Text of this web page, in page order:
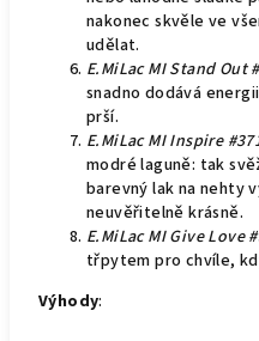
nakonec skvěle ve
udělat.
E.MiLac MI Stand Out
snadno dodává
prší.
E.MiLac MI Inspire
modré laguně: tak
barevný lak na nehty
neuvěřitelně krásně.
E.MiLac MI Give Love
třpytem pro chvíle,
Výhody: